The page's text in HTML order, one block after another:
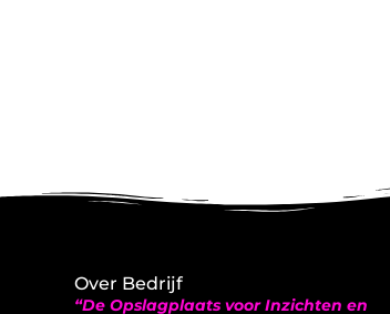
Over Bedrijf
“De Opslagplaats voor Inzichten en